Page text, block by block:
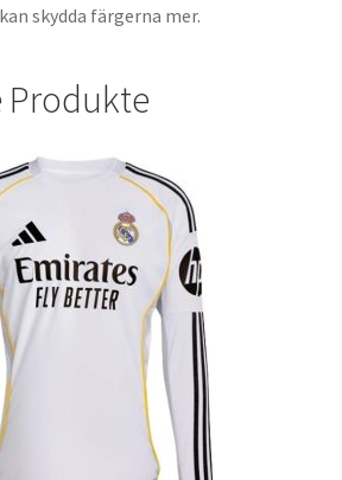
skydda färgerna mer.